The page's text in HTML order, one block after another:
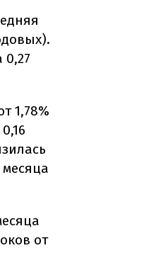
0,27
1,78%
от